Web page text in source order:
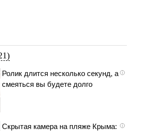
i
Ролик длится несколько секунд, а
смеяться вы будете долго
i
Скрытая камера на пляже Крыма: